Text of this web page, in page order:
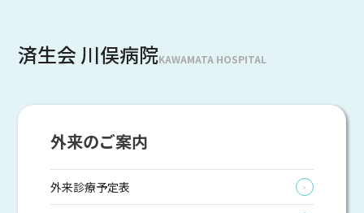
済生会 川俣病院KAWAMATA HOSPITAL
外来のご案内
外来診療予定表 ＞